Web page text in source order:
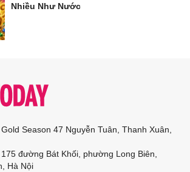
Nhiều Như Nước
Season 47 Nguyễn Tuân, Thanh Xuân,
đường Bát Khối, phường Long Biên,
Hà Nội